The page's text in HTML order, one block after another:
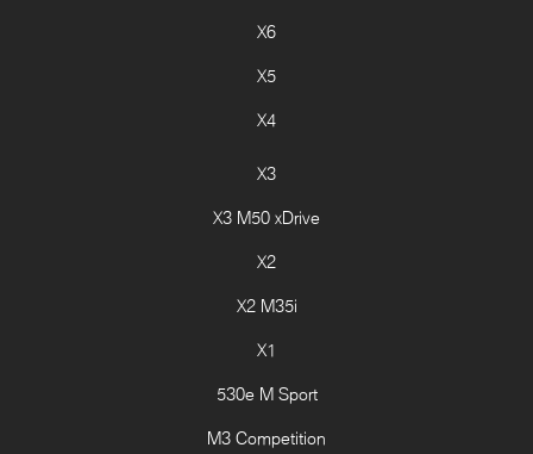
X6
X5
X4
X3
X3 M50 xDrive
X2
X2 M35i
X1
530e M Sport
M3 Competition